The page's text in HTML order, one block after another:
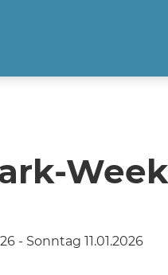
- Sonntag 11.01.2026